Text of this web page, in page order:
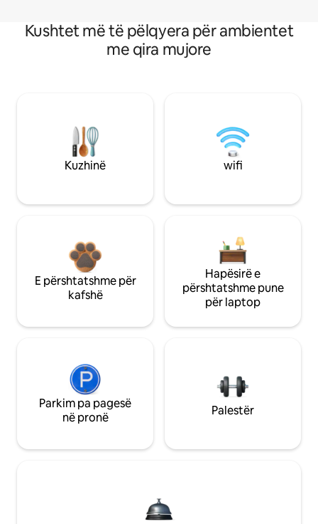
Kushtet më të pëlqyera për ambientet
me qira mujore
Kuzhinë wifi
E përshtatshme për
kafshë
Hapësirë e
përshtatshme pune
për laptop
Parkim pa pagesë
në pronë
Palestër